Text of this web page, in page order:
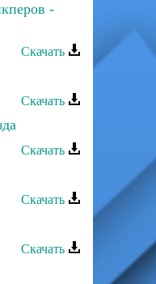
-
Скачать
Скачать
Скачать
Скачать
Скачать